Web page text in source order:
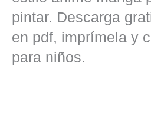
pintar. Descarga
en pdf, imprímela y
para niños.